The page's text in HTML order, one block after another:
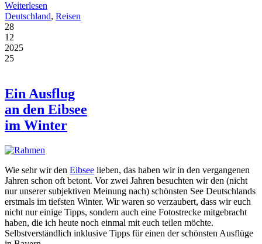
Weiterlesen
Deutschland, Reisen
28
12
2025
25
Ein Ausflug
an den Eibsee
im Winter
Wie sehr wir den Eibsee lieben, das haben wir in den vergangenen
Jahren schon oft betont. Vor zwei Jahren besuchten wir den (nicht
nur unserer subjektiven Meinung nach) schönsten See Deutschlands
erstmals im tiefsten Winter. Wir waren so verzaubert, dass wir euch
nicht nur einige Tipps, sondern auch eine Fotostrecke mitgebracht
haben, die ich heute noch einmal mit euch teilen möchte.
Selbstverständlich inklusive Tipps für einen der schönsten Ausflüge